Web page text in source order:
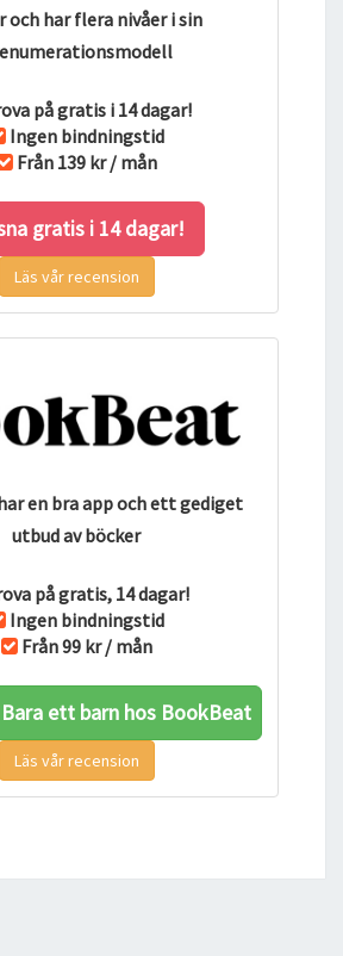
och har flera nivåer i sin
på gratis i 14 dagar!
Ingen bindningstid
Från 139 kr / mån
gratis i 14 dagar!
Läs vår recension
en bra app och ett gediget
utbud av böcker
på gratis, 14 dagar!
Ingen bindningstid
Från 99 kr / mån
Bara ett barn hos BookBeat
Läs vår recension